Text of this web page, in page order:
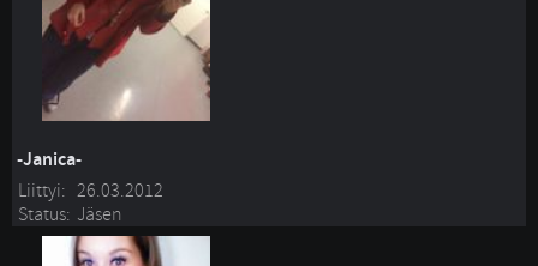
-Janica-
Liittyi: 26.03.2012
Status: Jäsen